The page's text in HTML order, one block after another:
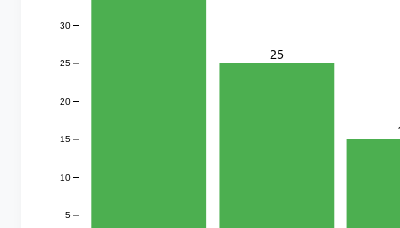
5
10
15
20
25
30
25